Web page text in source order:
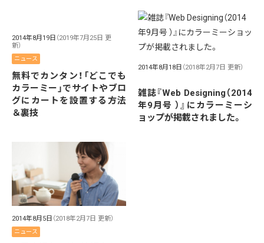
2014年8月19日 （2019年7月25日 更
新）
ニュース
無料でカンタン！「どこでも
カラーミー」でサイトやブロ
グにカートを設置する方法
＆裏技
2014年8月18日 （2018年2月7日 更新）
雑誌『Web Designing（2014
年9月号 ）』にカラーミーシ
ョップが掲載されました。
2014年8月5日 （2018年2月7日 更新）
ニュース